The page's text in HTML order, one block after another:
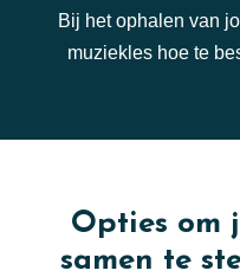
Bij het ophalen van
muziekles hoe te
Opties om
samen te